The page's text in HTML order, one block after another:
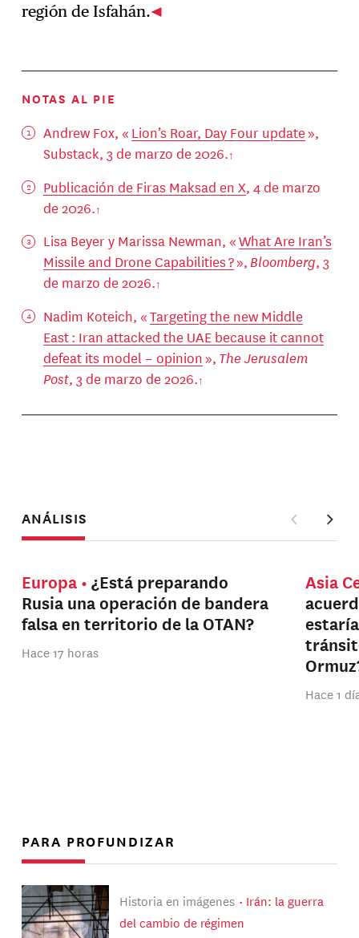
región de Isfahán.
NOTAS AL PIE
Andrew Fox, « Lion’s Roar, Day Four update»,
Substack, 3 de marzo de 2026.
Publicación de Firas Maksad en X, 4 de marzo
de 2026.
Lisa Beyer y Marissa Newman, «What Are Iran’s
Missile and Drone Capabilities ?»,Bloomberg, 3
de marzo de 2026.
Nadim Koteich, «Targeting the new Middle
East : Iran attacked the UAE because it cannot
defeat its model – opinion», The Jerusalem
Post, 3 de marzo de 2026.
ANÁLISIS
Europa
¿Está preparando
Rusia una operación de bandera
falsa en territorio de la OTAN?
Hace 17 horas
Asia
Hace 1
PARA PROFUNDIZAR
Historia en imágenes
Irán: la guerra
del cambio de régimen